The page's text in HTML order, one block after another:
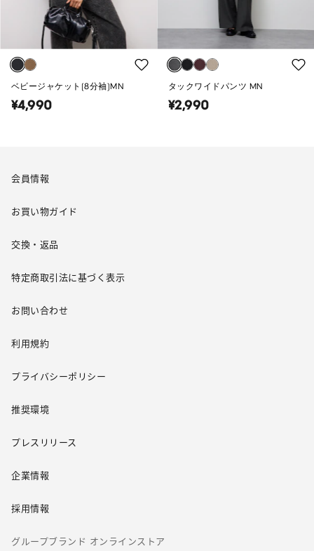
ベビージャケット(8分袖)MN
¥4,990
タックワイドパンツ MN
¥2,990
会員情報
お買い物ガイド
交換・返品
特定商取引法に基づく表示
お問い合わせ
利用規約
プライバシーポリシー
推奨環境
プレスリリース
企業情報
採用情報
グループブランド オンラインストア